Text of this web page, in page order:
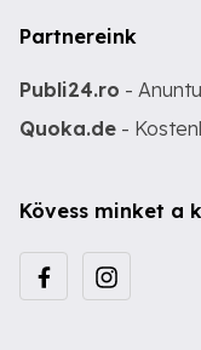
Partnereink
Publi24.ro -
Quoka.de -
Kövess minket a